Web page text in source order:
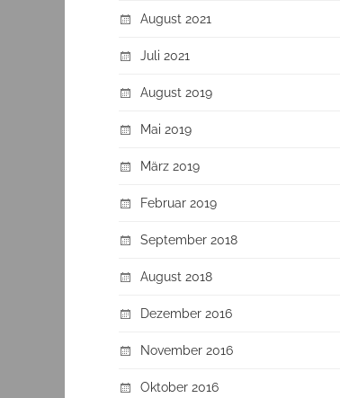
August 2021
Juli 2021
August 2019
Mai 2019
März 2019
Februar 2019
September 2018
August 2018
Dezember 2016
November 2016
Oktober 2016